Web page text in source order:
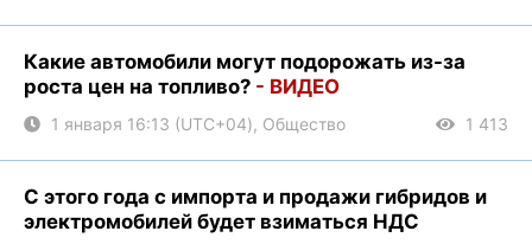
Какие автомобили могут подорожать из-за
роста цен на топливо? - ВИДЕО
1 января 16:13 (UTC+04), Общество 1 413
С этого года с импорта и продажи гибридов и
электромобилей будет взиматься НДС